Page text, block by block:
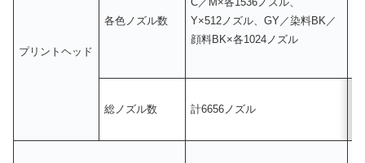
プリントヘッド
各色ノズル数
Y×512ノズル、GY／染料BK／
顔料BK×各1024ノズル
総ノズル数 計6656ノズル